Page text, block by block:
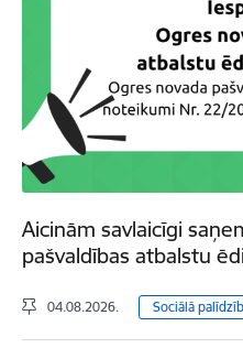
Aicinām savlaicīgi
pašvaldības atbalstu
04.08.2026. Sociālā